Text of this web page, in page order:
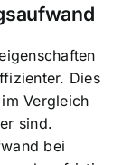
Dies
Vergleich
sind.
bei